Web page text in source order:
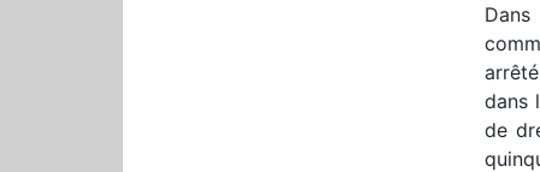
dans
de